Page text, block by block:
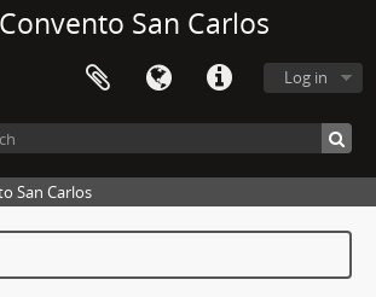
San Carlos
Log in
San Carlos